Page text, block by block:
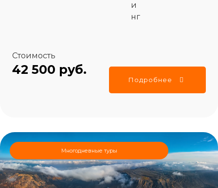
и
нг
Стоимость
42 500 руб.
Подробнее
Многодневные туры